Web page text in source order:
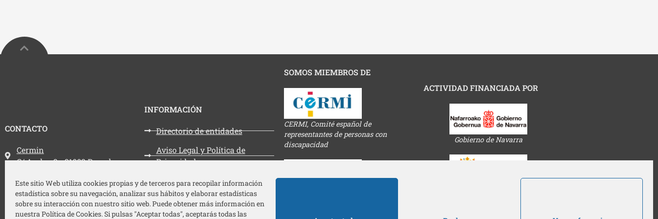
Este sitio Web utiliza cookies propias y de terceros para recopilar información
estadística sobre su navegación, analizar sus hábitos y elaborar estadísticas
sobre su interacción con nuestro sitio web. Puede obtener más información en
nuestra Política de Cookies. Si pulsas "Aceptar todas", aceptarás todas las
CONTACTO
Dirección:
Cermin
C/ Aralar, 3 - 31002 Pamplona
Teléfono:
948 212 787
Email:
cermin@cermin.org
INFORMACIÓN
Directorio de entidades
Aviso Legal y Política de
Privacidad
Política de cookies
Accesibilidad
SOMOS MIEMBROS DE
CERMI, Comité español de
representantes de personas con
discapacidad
ACTIVIDAD FINANCIADA POR
Gobierno de Navarra